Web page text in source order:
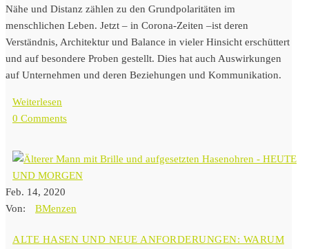
Nähe und Distanz zählen zu den Grundpolaritäten im
menschlichen Leben. Jetzt – in Corona-Zeiten –ist deren
Verständnis, Architektur und Balance in vieler Hinsicht erschüttert
und auf besondere Proben gestellt. Dies hat auch Auswirkungen
auf Unternehmen und deren Beziehungen und Kommunikation.
Weiterlesen
0 Comments
Feb. 14, 2020
Von:
BMenzen
ALTE HASEN UND NEUE ANFORDERUNGEN: WARUM